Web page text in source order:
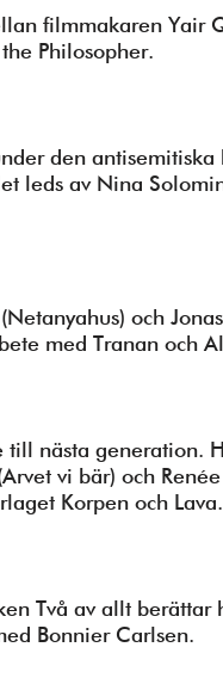
filmmakaren Yair
Philosopher.
den antisemitiska
leds av Nina
och
med Tranan och
till nästa generation.
vi bär) och Renée
Korpen och Lava.
Två av allt berättar
Bonnier Carlsen.